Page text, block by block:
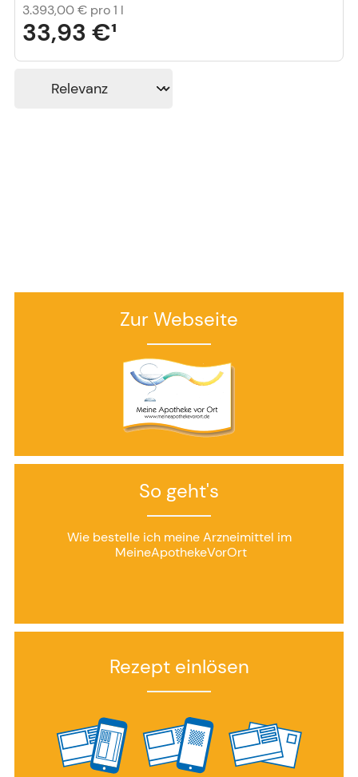
33,93 €¹
3.393,00 € pro 1 l
Zur Webseite
So geht's
Wie bestelle ich meine Arzneimittel im
MeineApothekeVorOrt
Rezept einlösen